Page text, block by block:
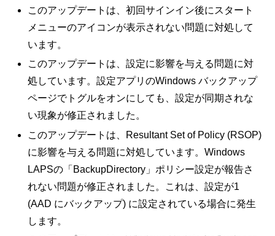
このアップデートは、初回サインイン後にスタート
メニューのアイコンが表示されない問題に対処して
います。
このアップデートは、設定に影響を与える問題に対
処しています。設定アプリのWindows バックアップ
ページでトグルをオンにしても、設定が同期されな
い現象が修正されました。
このアップデートは、Resultant Set of Policy (RSOP)
に影響を与える問題に対処しています。Windows
LAPSの「BackupDirectory」ポリシー設定が報告さ
れない問題が修正されました。これは、設定が1
(AAD にバックアップ) に設定されている場合に発生
します。